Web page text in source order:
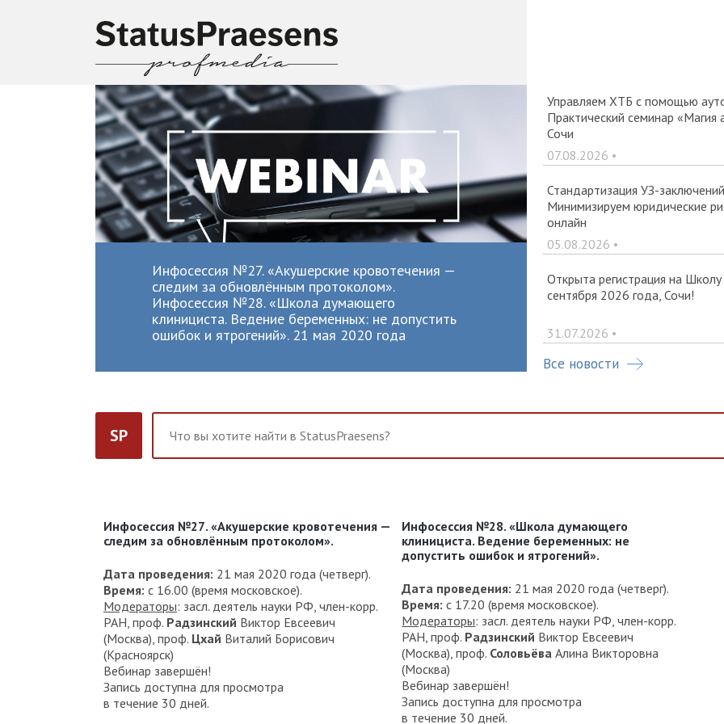
Инфосессия №27. «Акушерские кровотечения —
следим за обновлённым протоколом».
Инфосессия №28. «Школа думающего
клинициста. Ведение беременных: не допустить
ошибок и ятрогений». 21 мая 2020 года
Управляем ХТБ с помощью
Практический семинар
Сочи
07.08.2026 •
Стандартизация УЗ-
Минимизируем юридические
онлайн
05.08.2026 •
Открыта регистрация на
сентября 2026 года, Сочи!
31.07.2026 •
Все новости
SP
Инфосессия №27. «Акушерские кровотечения —
следим за обновлённым протоколом».
Дата проведения: 21 мая 2020 года (четверг).
Время: с 16.00 (время московское).
Модераторы: засл. деятель науки РФ, член-корр.
РАН, проф. Радзинский Виктор Евсеевич
(Москва), проф. Цхай Виталий Борисович
(Красноярск)
Вебинар завершён!
Запись доступна для просмотра
в течение 30 дней.
Инфосессия №28. «Школа думающего
клинициста. Ведение беременных: не
допустить ошибок и ятрогений».
Дата проведения: 21 мая 2020 года (четверг).
Время: с 17.20 (время московское).
Модераторы: засл. деятель науки РФ, член-корр.
РАН, проф. Радзинский Виктор Евсеевич
(Москва), проф. СоловьёваАлина Викторовна
(Москва)
Вебинар завершён!
Запись доступна для просмотра
в течение 30 дней.